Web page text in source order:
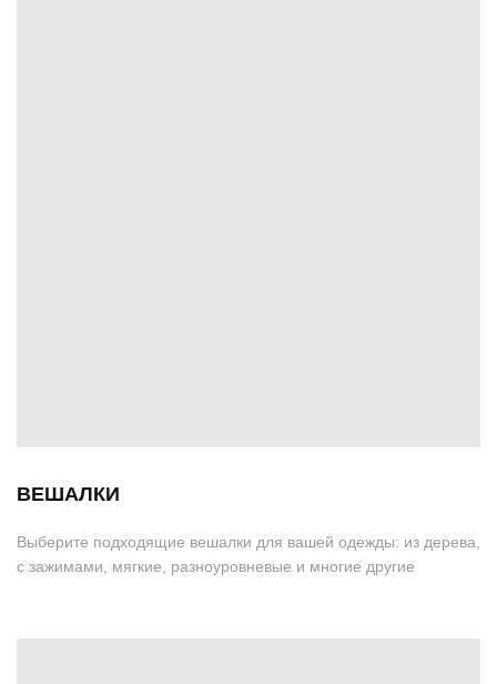
ВЕШАЛКИ
Выберите подходящие вешалки для вашей одежды: из дерева,
с зажимами, мягкие, разноуровневые и многие другие